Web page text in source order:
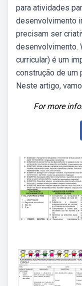
para atividades
desenvolvimento
precisam ser
desenvolvimento.
curricular) é um
construção de um
Neste artigo,
For more